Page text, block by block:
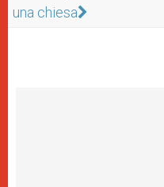
una chiesa